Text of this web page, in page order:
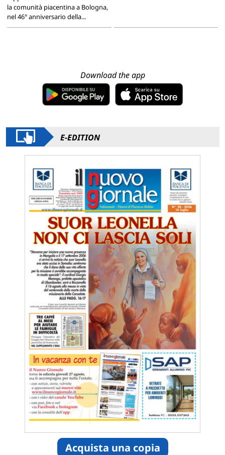
la comunità piacentina a Bologna,
nel 46° anniversario della...
Download the app
E-EDITION
Acquista una copia